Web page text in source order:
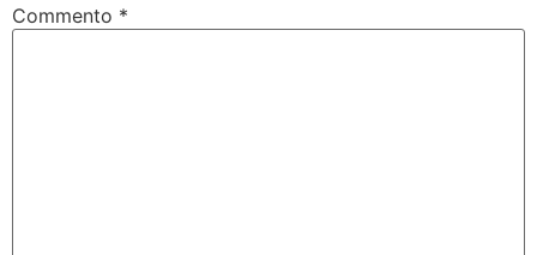
Commento *